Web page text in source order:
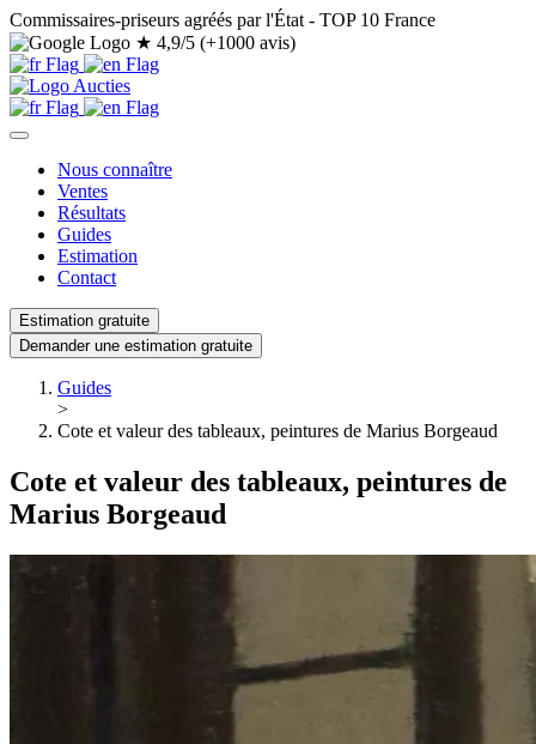
Commissaires-priseurs agréés par l'État - TOP 10 France
★ 4,9/5 (+1000 avis)
Nous connaître
Ventes
Résultats
Guides
Estimation
Contact
Estimation gratuite
Demander une estimation gratuite
Guides
>
Cote et valeur des tableaux, peintures de Marius Borgeaud
Cote et valeur des tableaux, peintures de
Marius Borgeaud